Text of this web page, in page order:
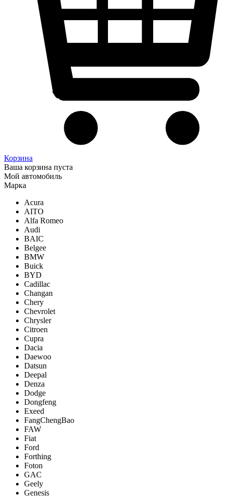
Корзина
Ваша корзина пуста
Мой автомобиль
Марка
Acura
AITO
Alfa Romeo
Audi
BAIC
Belgee
BMW
Buick
BYD
Cadillac
Changan
Chery
Chevrolet
Chrysler
Citroen
Cupra
Dacia
Daewoo
Datsun
Deepal
Denza
Dodge
Dongfeng
Exeed
FangChengBao
FAW
Fiat
Ford
Forthing
Foton
GAC
Geely
Genesis